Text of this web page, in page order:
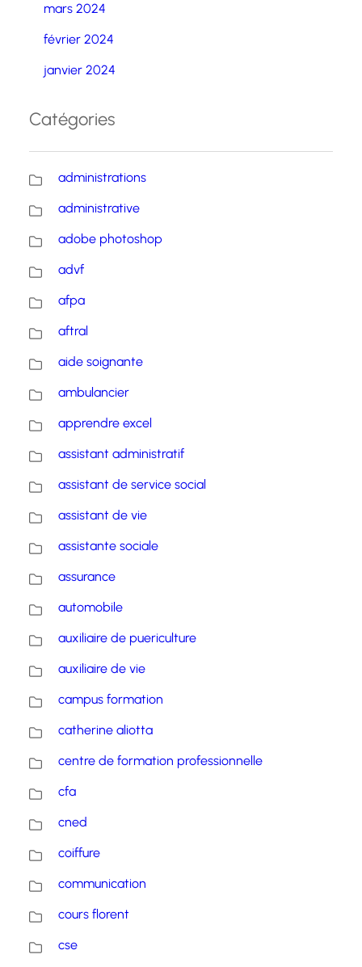
mars 2024
février 2024
janvier 2024
Catégories
administrations
administrative
adobe photoshop
advf
afpa
aftral
aide soignante
ambulancier
apprendre excel
assistant administratif
assistant de service social
assistant de vie
assistante sociale
assurance
automobile
auxiliaire de puericulture
auxiliaire de vie
campus formation
catherine aliotta
centre de formation professionnelle
cfa
cned
coiffure
communication
cours florent
cse